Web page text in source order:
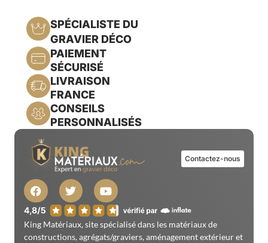
SPÉCIALISTE DU
GRAVIER DÉCO
PAIEMENT
SÉCURISÉ
LIVRAISON
FRANCE
CONSEILS
PERSONNALISÉS
Contactez-nous
King Matériaux, site spécialisé dans les matériaux de
constructions, agrégats/graviers, aménagement extérieur et